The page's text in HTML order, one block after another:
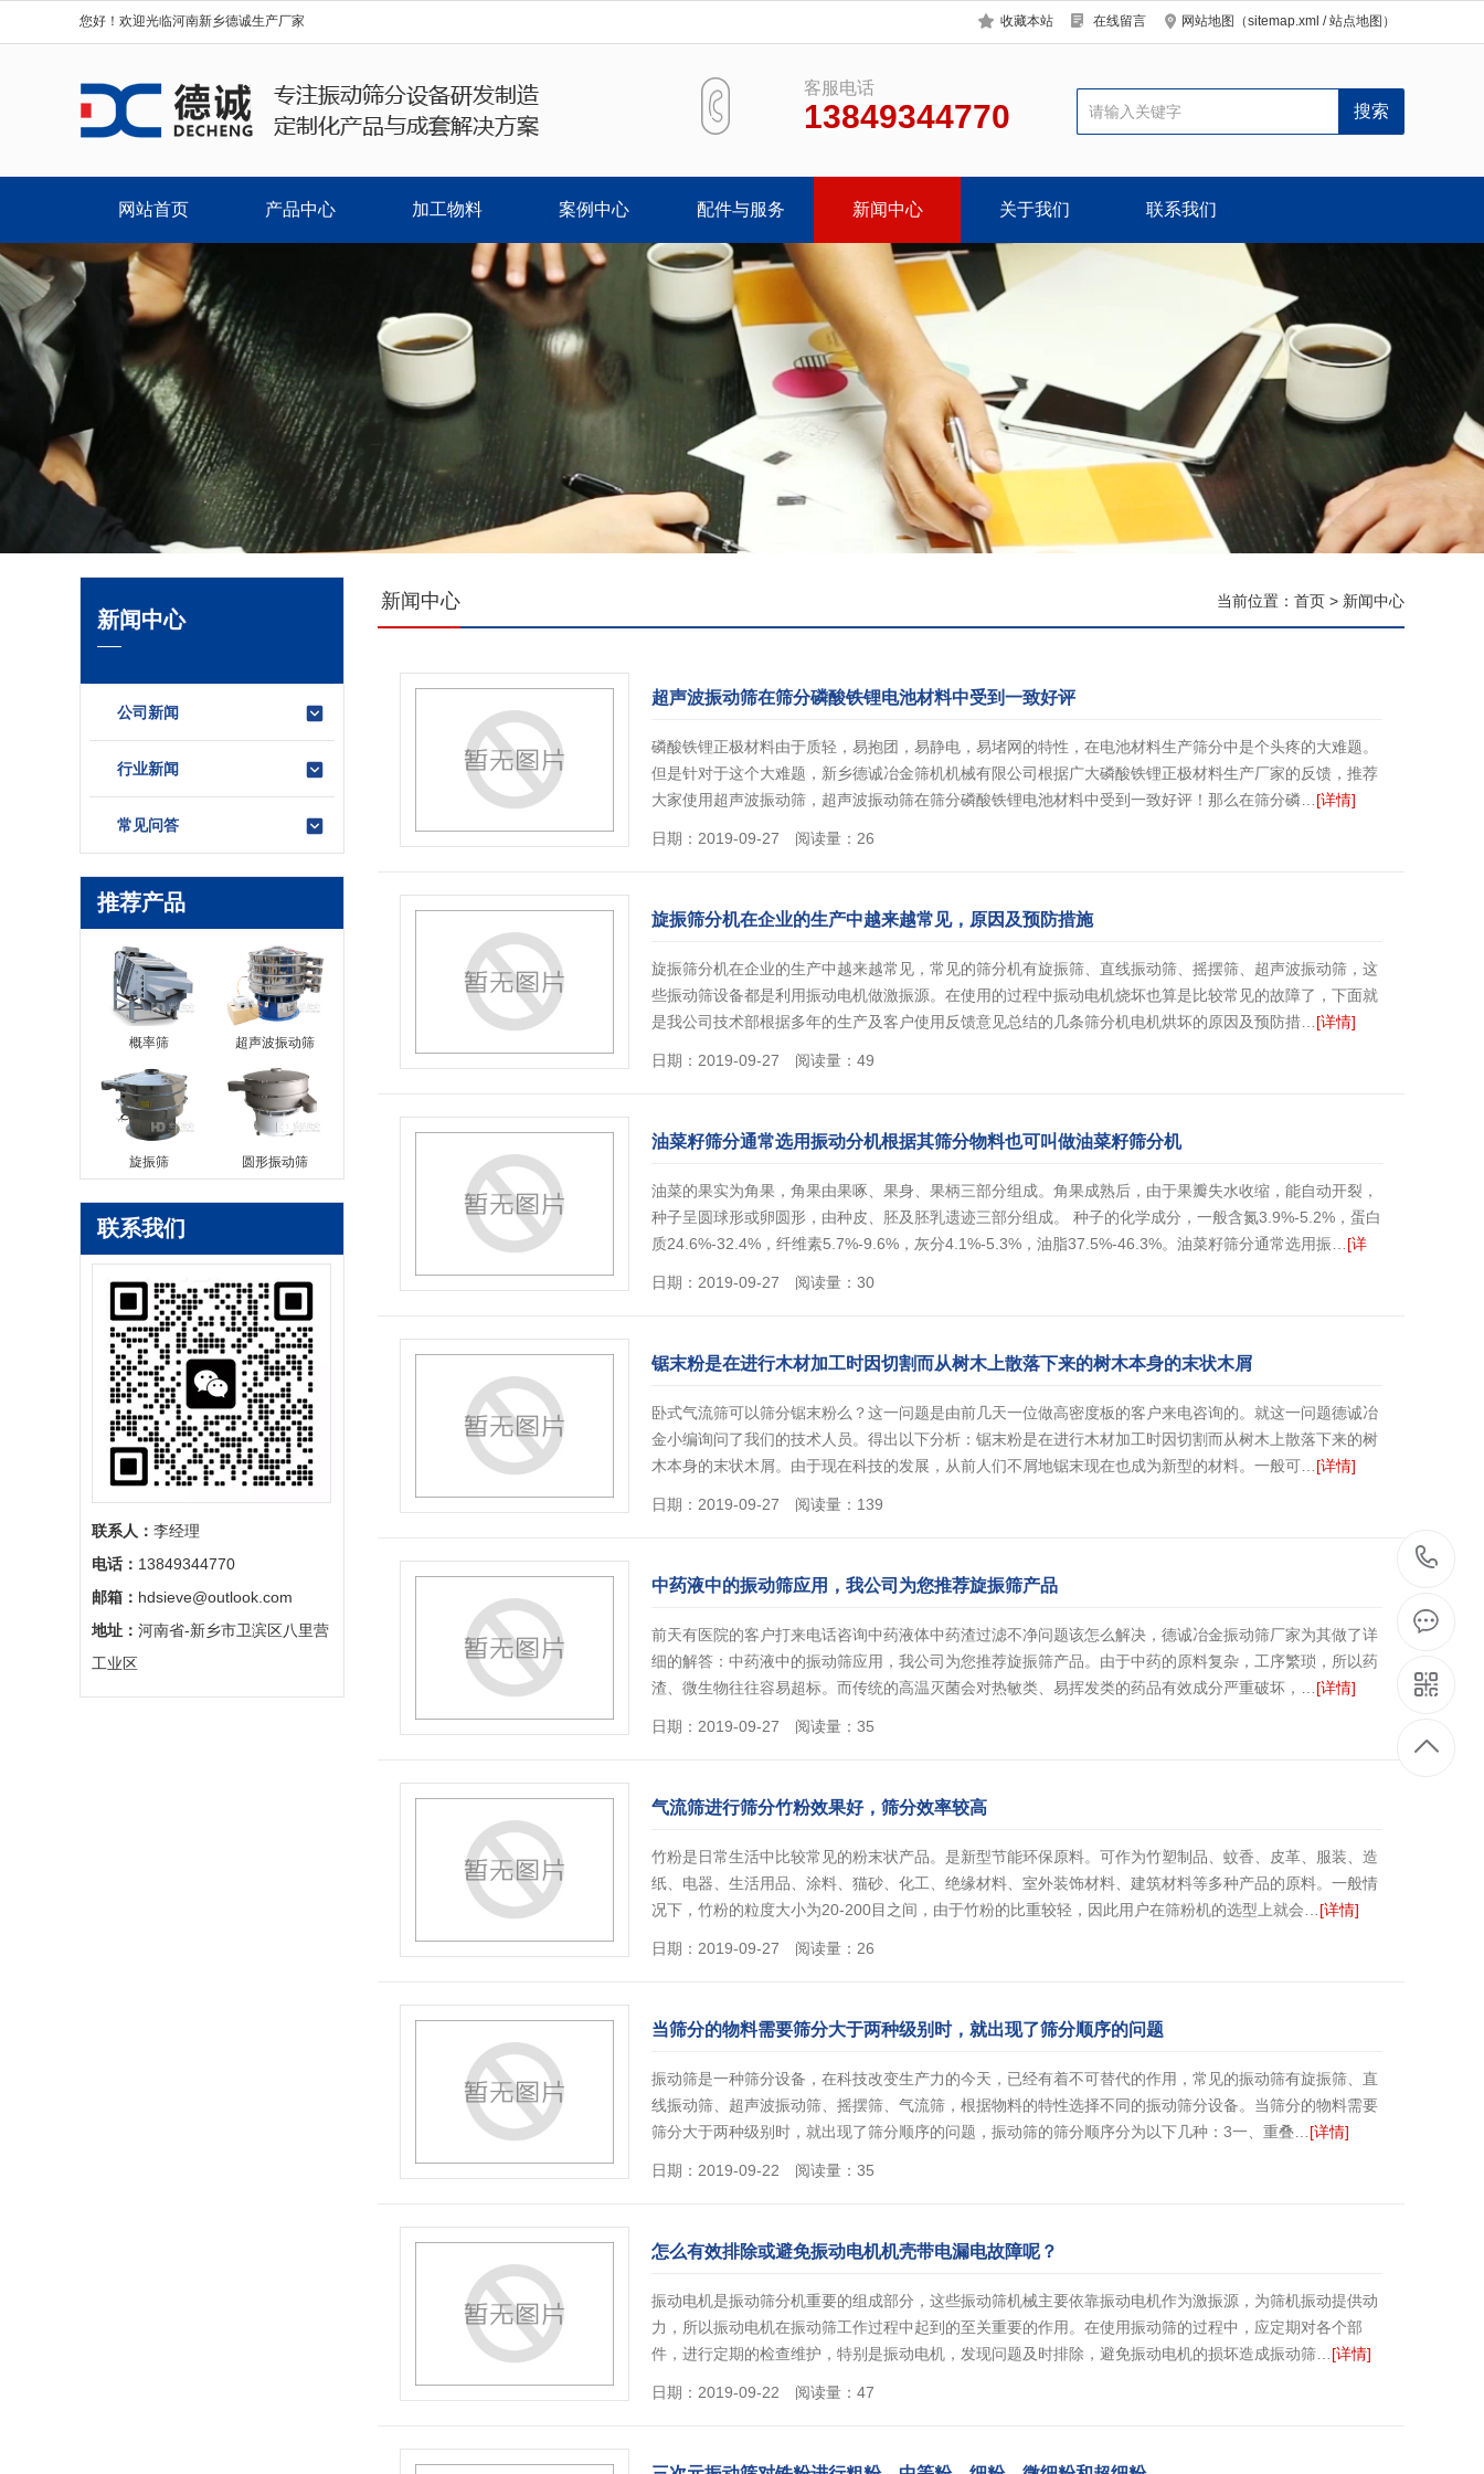
您好！欢迎光临河南新乡德诚生产厂家 收藏本站 在线留言 网站地图（sitemap.xml /站点地图 ）
客服电话
13849344770
网站首页 产品中心 加工物料 案例中心 配件与服务 新闻中心 关于我们 联系我们
新闻中心
公司新闻
行业新闻
常见问答
推荐产品
概率筛 超声波振动筛
旋振筛 圆形振动筛
联系我们
联系人： 李经理
电话： 13849344770
邮箱： hdsieve@outlook.com
地址： 河南省-新乡市卫滨区八里营
工业区
当前位置： 首页 > 新闻中心
新闻中心
超声波振动筛在筛分磷酸铁锂电池材料中受到一致好评
磷酸铁锂正极材料由于质轻，易抱团，易静电，易堵网的特性，在电池材料生产筛分中是个头疼的大难题。
但是针对于这个大难题，新乡德诚冶金筛机机械有限公司根据广大磷酸铁锂正极材料生产厂家的反馈，推荐
大家使用超声波振动筛，超声波振动筛在筛分磷酸铁锂电池材料中受到一致好评！那么在筛分磷…[详情]
日期：2019-09-27 阅读量：26
旋振筛分机在企业的生产中越来越常见，原因及预防措施
旋振筛分机在企业的生产中越来越常见，常见的筛分机有旋振筛、直线振动筛、摇摆筛、超声波振动筛，这
些振动筛设备都是利用振动电机做激振源。在使用的过程中振动电机烧坏也算是比较常见的故障了，下面就
是我公司技术部根据多年的生产及客户使用反馈意见总结的几条筛分机电机烘坏的原因及预防措…[详情]
日期：2019-09-27 阅读量：49
油菜籽筛分通常选用振动分机根据其筛分物料也可叫做油菜籽筛分机
油菜的果实为角果，角果由果啄、果身、果柄三部分组成。角果成熟后，由于果瓣失水收缩，能自动开裂，
种子呈圆球形或卵圆形，由种皮、胚及胚乳遗迹三部分组成。 种子的化学成分，一般含氮3.9%-5.2%，蛋白
质24.6%-32.4%，纤维素5.7%-9.6%，灰分4.1%-5.3%，油脂37.5%-46.3%。油菜籽筛分通常选用振…[详
情]
日期：2019-09-27 阅读量：30
锯末粉是在进行木材加工时因切割而从树木上散落下来的树木本身的末状木屑
卧式气流筛可以筛分锯末粉么？这一问题是由前几天一位做高密度板的客户来电咨询的。就这一问题德诚冶
金小编询问了我们的技术人员。得出以下分析：锯末粉是在进行木材加工时因切割而从树木上散落下来的树
木本身的末状木屑。由于现在科技的发展，从前人们不屑地锯末现在也成为新型的材料。一般可…[详情]
日期：2019-09-27 阅读量：139
中药液中的振动筛应用，我公司为您推荐旋振筛产品
前天有医院的客户打来电话咨询中药液体中药渣过滤不净问题该怎么解决，德诚冶金振动筛厂家为其做了详
细的解答：中药液中的振动筛应用，我公司为您推荐旋振筛产品。由于中药的原料复杂，工序繁琐，所以药
渣、微生物往往容易超标。而传统的高温灭菌会对热敏类、易挥发类的药品有效成分严重破坏，…[详情]
日期：2019-09-27 阅读量：35
气流筛进行筛分竹粉效果好，筛分效率较高
竹粉是日常生活中比较常见的粉末状产品。是新型节能环保原料。可作为竹塑制品、蚊香、皮革、服装、造
纸、电器、生活用品、涂料、猫砂、化工、绝缘材料、室外装饰材料、建筑材料等多种产品的原料。一般情
况下，竹粉的粒度大小为20-200目之间，由于竹粉的比重较轻，因此用户在筛粉机的选型上就会…[详情]
日期：2019-09-27 阅读量：26
当筛分的物料需要筛分大于两种级别时，就出现了筛分顺序的问题
振动筛是一种筛分设备，在科技改变生产力的今天，已经有着不可替代的作用，常见的振动筛有旋振筛、直
线振动筛、超声波振动筛、摇摆筛、气流筛，根据物料的特性选择不同的振动筛分设备。当筛分的物料需要
筛分大于两种级别时，就出现了筛分顺序的问题，振动筛的筛分顺序分为以下几种：3一、重叠…[详情]
日期：2019-09-22 阅读量：35
怎么有效排除或避免振动电机机壳带电漏电故障呢？
振动电机是振动筛分机重要的组成部分，这些振动筛机械主要依靠振动电机作为激振源，为筛机振动提供动
力，所以振动电机在振动筛工作过程中起到的至关重要的作用。在使用振动筛的过程中，应定期对各个部
件，进行定期的检查维护，特别是振动电机，发现问题及时排除，避免振动电机的损坏造成振动筛…[详情]
日期：2019-09-22 阅读量：47